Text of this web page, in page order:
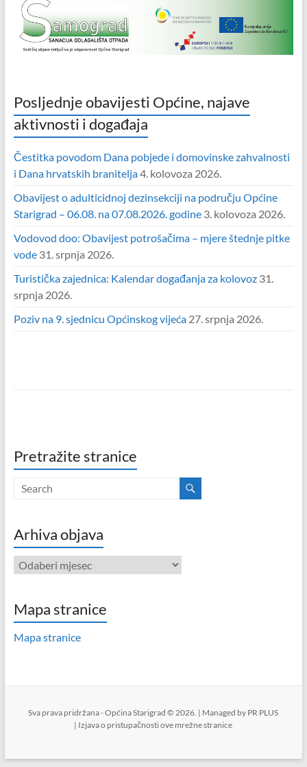
Posljednje obavijesti Općine, najave
aktivnosti i događaja
Čestitka povodom Dana pobjede i domovinske zahvalnosti
i Dana hrvatskih branitelja4. kolovoza 2026.
Obavijest o adulticidnoj dezinsekciji na području Općine
Starigrad – 06.08. na 07.08.2026. godine 3. kolovoza 2026.
Vodovod doo: Obavijest potrošačima – mjere štednje pitke
vode 31. srpnja 2026.
Turistička zajednica: Kalendar događanja za kolovoz 31.
srpnja 2026.
Poziv na 9. sjednicu Općinskog vijeća 27. srpnja 2026.
Pretražite stranice
Arhiva objava
Arhiva
objava
Mapa stranice
Mapa stranice
Sva prava pridržana - Općina Starigrad © 2026. | Managed by PR PLUS
| Izjava o pristupačnosti ove mrežne stranice